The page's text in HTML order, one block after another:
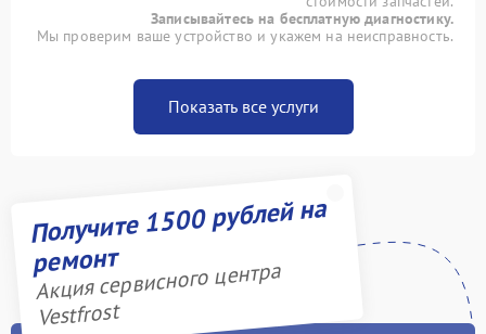
Записывайтесь на бесплатную диагностику.
Мы проверим ваше устройство и укажем на неисправность.
Показать все услуги
Получите 1500 рублей на
ремонт
Акция сервисного центра
Vestfrost